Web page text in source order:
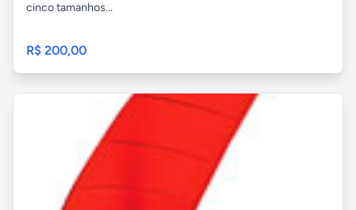
cinco tamanhos...
R$ 200,00